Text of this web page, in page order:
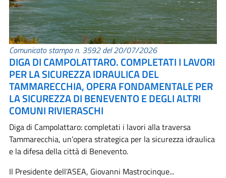
Comunicato stampa n. 3592 del 20/07/2026
DIGA DI CAMPOLATTARO. COMPLETATI I LAVORI
PER LA SICUREZZA IDRAULICA DEL
TAMMARECCHIA, OPERA FONDAMENTALE PER
LA SICUREZZA DI BENEVENTO E DEGLI ALTRI
COMUNI RIVIERASCHI
Diga di Campolattaro: completati i lavori alla traversa
Tammarecchia, un’opera strategica per la sicurezza idraulica
e la difesa della città di Benevento.
Il Presidente dell’ASEA, Giovanni Mastrocinque...